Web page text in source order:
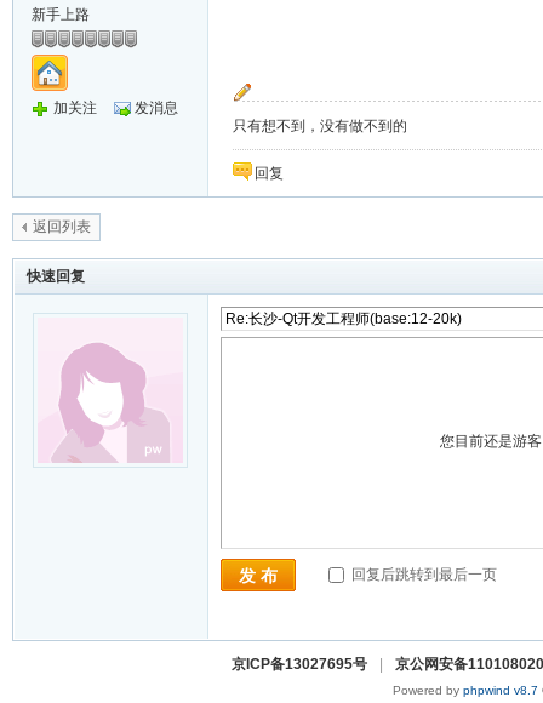
新手上路
加关注 发消息
只有想不到，没有做不到的
回复
返回列表
快速回复
您目前还是游
发 布 回复后跳转到最后一页
京ICP备13027695号 京公网安备
Powered by phpwind v8.7